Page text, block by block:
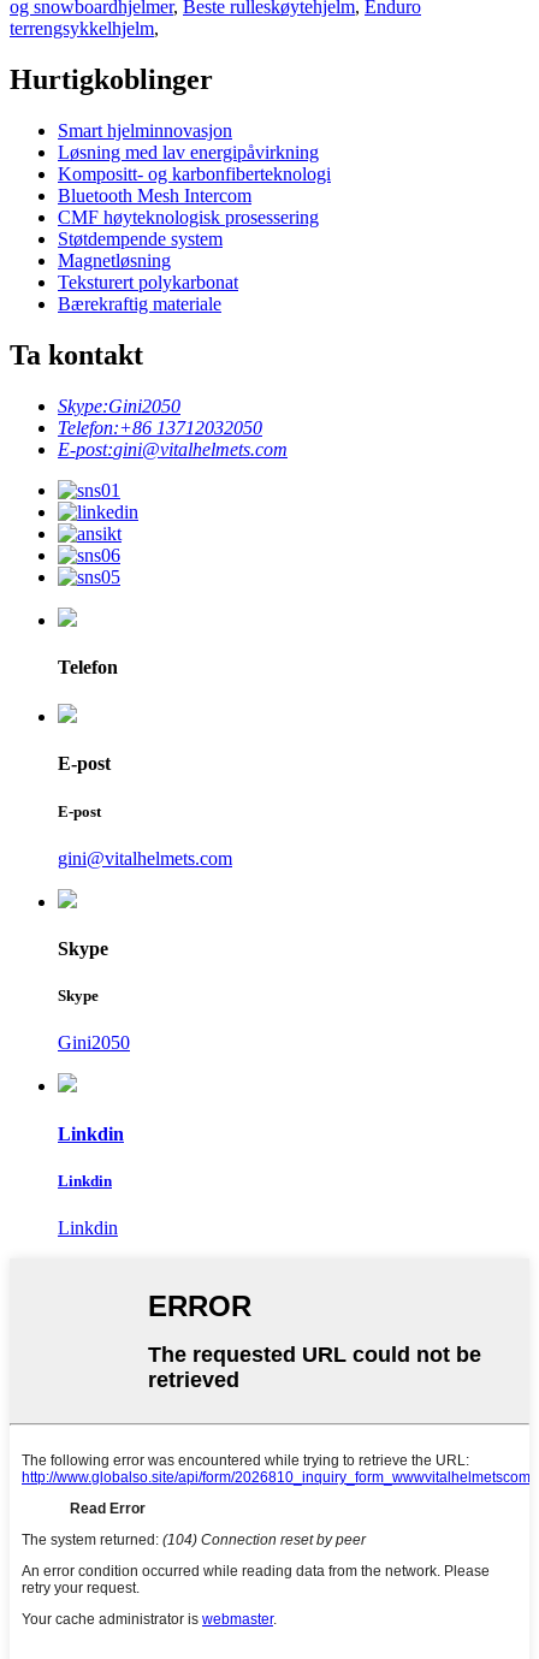
og snowboardhjelmer, Beste rulleskøytehjelm, Enduro
terrengsykkelhjelm,
Hurtigkoblinger
Smart hjelminnovasjon
Løsning med lav energipåvirkning
Kompositt- og karbonfiberteknologi
Bluetooth Mesh Intercom
CMF høyteknologisk prosessering
Støtdempende system
Magnetløsning
Teksturert polykarbonat
Bærekraftig materiale
Ta kontakt
Skype:Gini2050
Telefon:+86 13712032050
E-post:gini@vitalhelmets.com
Telefon
E-post
E-post
gini@vitalhelmets.com
Skype
Skype
Gini2050
Linkdin
Linkdin
Linkdin